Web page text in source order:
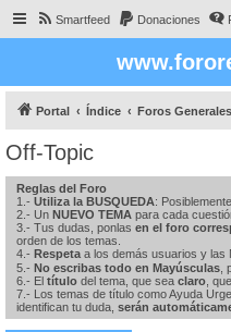
Smartfeed Donaciones
Portal Índice Foros Generales
Off-Topic
Reglas del Foro
1.- Utiliza la BUSQUEDA:
2.- Un NUEVO TEMA para cada
3.- Tus dudas, ponlas en el foro
orden de los temas.
4.- Respeta a los demás usuarios y las
5.- No escribas todo en Mayúsculas
6.- El título del tema, que sea claro ,
7.- Los temas de título como Ayuda
identifican tu duda, serán